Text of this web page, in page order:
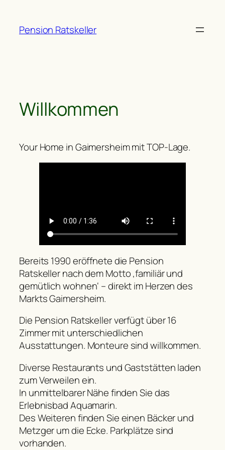
springen
Pension Ratskeller
Willkommen
Your Home in Gaimersheim mit TOP-Lage.
Bereits 1990 eröffnete die Pension
Ratskeller nach dem Motto ‚familiär und
gemütlich wohnen‘ – direkt im Herzen des
Markts Gaimersheim.
Die Pension Ratskeller verfügt über 16
Zimmer mit unterschiedlichen
Ausstattungen. Monteure sind willkommen.
Diverse Restaurants und Gaststätten laden
zum Verweilen ein.
In unmittelbarer Nähe finden Sie das
Erlebnisbad Aquamarin.
Des Weiteren finden Sie einen Bäcker und
Metzger um die Ecke. Parkplätze sind
vorhanden.